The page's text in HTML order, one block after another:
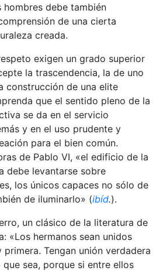
debe también
de una cierta
creada.
exigen un grado superior
la trascendencia, la de uno
construcción de una elite
que el sentido pleno de la
se da en el servicio
y en el uso prudente y
para el bien común.
de Pablo VI, «el edificio de la
debe levantarse sobre
los únicos capaces no sólo de
de iluminarlo» (ibíd.).
un clásico de la literatura de
«Los hermanos sean unidos
primera. Tengan unión verdadera
sea, porque si entre ellos